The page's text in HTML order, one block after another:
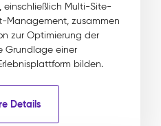
Multi-Site-
zusammen
zur Optimierung der
Grundlage einer
bilden.
Details